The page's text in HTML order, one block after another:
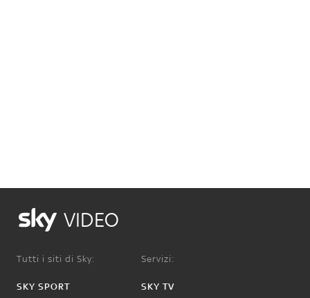
VIDEO
Tutti i siti di Sky:
SKY SPORT
Servizi:
SKY TV